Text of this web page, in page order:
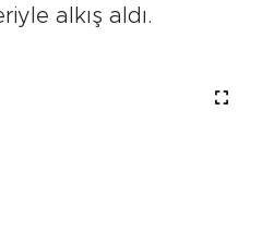
alkış aldı.